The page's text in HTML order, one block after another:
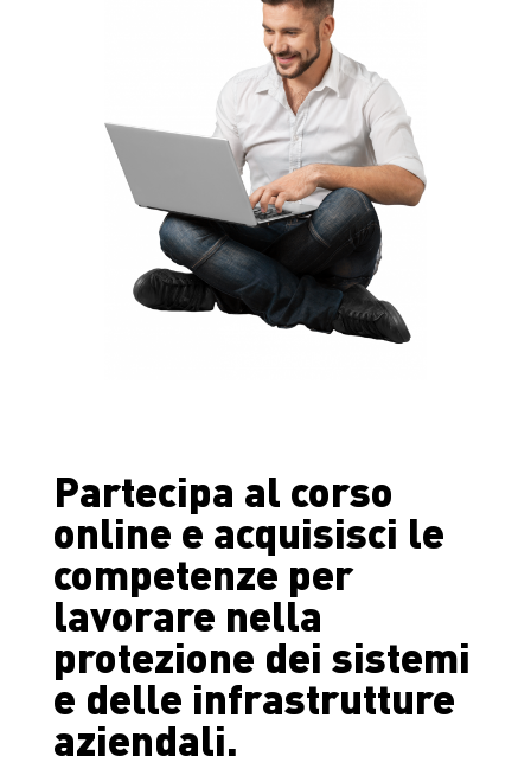
Partecipa al corso
online e acquisisci le
competenze per
lavorare nella
protezione dei sistemi
e delle infrastrutture
aziendali.